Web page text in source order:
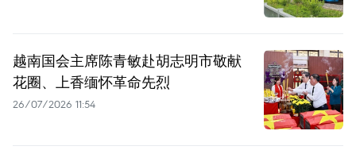
越南国会主席陈青敏赴胡志明市敬献
花圈、上香缅怀革命先烈
26/07/2026 11:54